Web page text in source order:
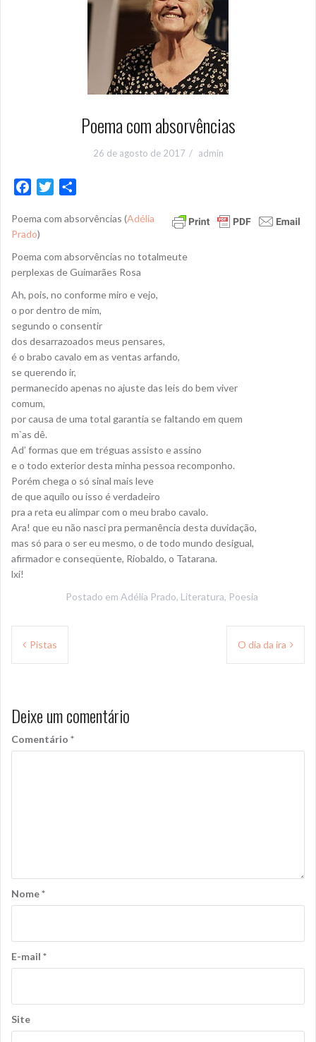
Poema com absorvências
26 de agosto de 2017 admin
c
e
b
o
i
t
e
a
e
Poema com absorvências (Adélia
Prado)
Poema com absorvências no totalmeute
perplexas de Guimarães Rosa
Ah, pois, no conforme miro e vejo,
o por dentro de mim,
segundo o consentir
dos desarrazoados meus pensares,
é o brabo cavalo em as ventas arfando,
se querendo ir,
permanecido apenas no ajuste das leis do bem viver
comum,
por causa de uma total garantia se faltando em quem
m`as dê.
Ad’ formas que em tréguas assisto e assino
e o todo exterior desta minha pessoa recomponho.
Porém chega o só sinal mais leve
de que aquilo ou isso é verdadeiro
pra a reta eu alimpar com o meu brabo cavalo.
Ara! que eu não nasci pra permanência desta duvidação,
mas só para o ser eu mesmo, o de todo mundo desigual,
afirmador e conseqüente, Riobaldo, o Tatarana.
lxi!
Postado em Adélia Prado, Literatura, Poesia
Navegação
Pistas O dia da ira
Deixe um comentário
Comentário *
Nome*
E-mail *
Site